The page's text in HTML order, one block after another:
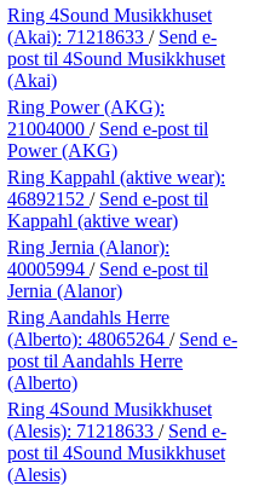
Ring 4Sound Musikkhuset
(Akai): 71218633 / Send e-
post til 4Sound Musikkhuset
(Akai)
Ring Power (AKG):
21004000 / Send e-post til
Power (AKG)
Ring Kappahl (aktive wear):
46892152 / Send e-post til
Kappahl (aktive wear)
Ring Jernia (Alanor):
40005994 / Send e-post til
Jernia (Alanor)
Ring Aandahls Herre
(Alberto): 48065264 / Send e-
post til Aandahls Herre
(Alberto)
Ring 4Sound Musikkhuset
(Alesis): 71218633 / Send e-
post til 4Sound Musikkhuset
(Alesis)